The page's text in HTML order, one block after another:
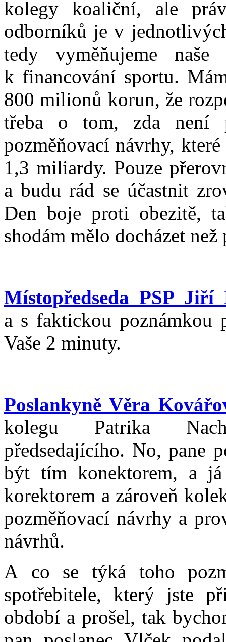
kolegy koaliční, ale
odborníků je v
tedy vyměňujeme
k financování sportu.
800 milionů korun, že
třeba o tom, zda není
pozměňovací návrhy,
1,3 miliardy. Pouze
a budu rád se účastnit
Den boje proti obezitě,
shodám mělo docházet než
Místopředseda PSP Jiří
a s faktickou poznámkou
Vaše 2 minuty.
Poslankyně Věra
kolegu Patrika
předsedajícího. No, pane
být tím konektorem, a
korektorem a zároveň
pozměňovací návrhy a
návrhů.
A co se týká toho
spotřebitele, který jste
období a prošel, tak